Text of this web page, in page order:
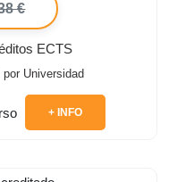
€
ECTS
Universidad
+ INFO